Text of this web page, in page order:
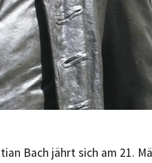
Bach jährt sich am 21.